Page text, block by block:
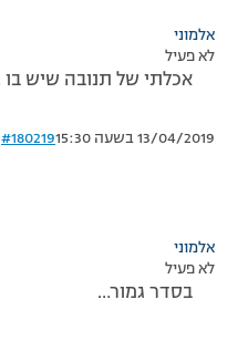
אלמוני
לא פעיל
אכלתי של תנובה שיש בו 82 קלוריות טעים מאוד..
13/04/2019 בשעה 15:30 #180219
אלמוני
לא פעיל
בסדר גמור…